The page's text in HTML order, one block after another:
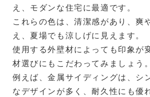
え、モダンな住宅に最適です。
これらの色は、清潔感があり、爽
え、夏場でも涼しげに見えます。
使用する外壁材によっても印象が
材選びにもこだわってみましょう。
例えば、金属サイディングは、シ
なデザインが多く、耐久性にも優